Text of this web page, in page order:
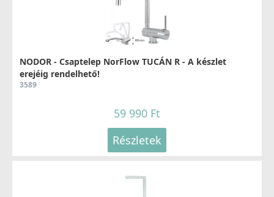
NODOR - Csaptelep NorFlow TUCÁN R - A készlet
erejéig rendelhető!
3589
59 990 Ft
Részletek